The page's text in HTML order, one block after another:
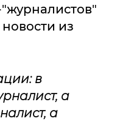
из
в
а
а